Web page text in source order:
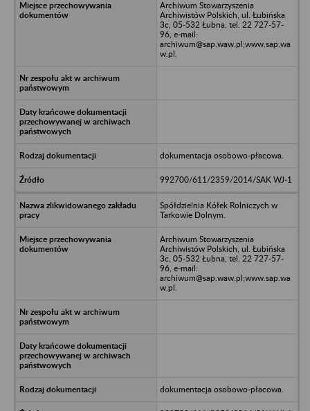
Archiwum Stowarzyszenia
Archiwistów Polskich, ul. Łubińska
3c, 05-532 Łubna, tel. 22 727-57-
96, e-mail:
archiwum@sap.waw.pl;www.sap.wa
w.pl.
dokumentacja osobowo-płacowa.
992700/611/2359/2014/SAK WJ-1
Spółdzielnia Kółek Rolniczych w
Tarkowie Dolnym.
Archiwum Stowarzyszenia
Archiwistów Polskich, ul. Łubińska
3c, 05-532 Łubna, tel. 22 727-57-
96, e-mail:
archiwum@sap.waw.pl;www.sap.wa
w.pl.
dokumentacja osobowo-płacowa.